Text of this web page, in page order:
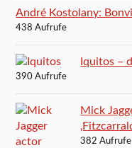
André Kostolany:
438 Aufrufe
Iquitos –
390 Aufrufe
Mick
382 Aufrufe